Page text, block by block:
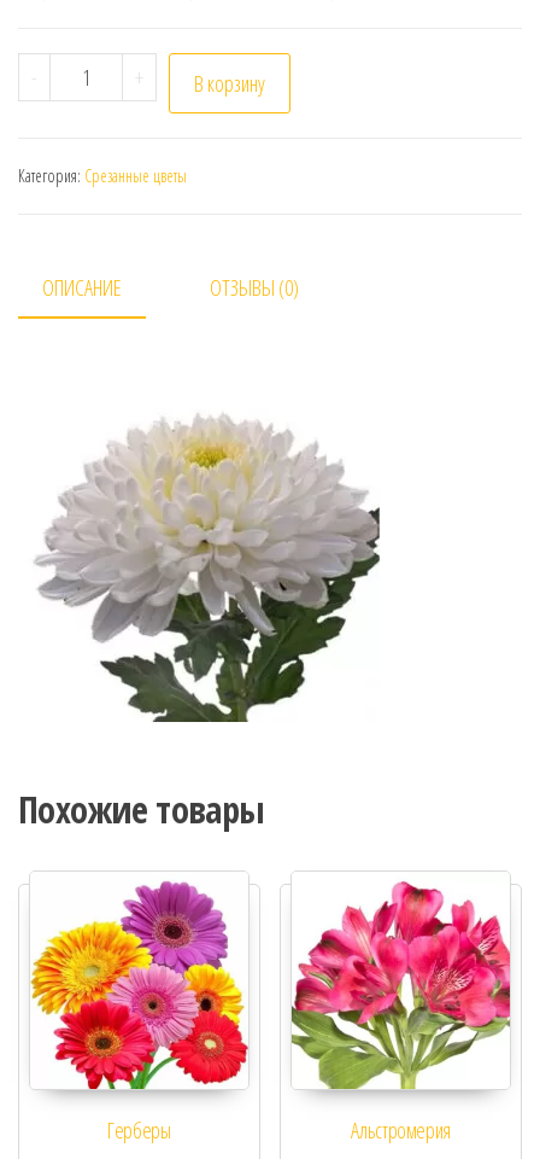
- Количество товара Хризантема Магнум
+ В корзину
Категория: Срезанные цветы
ОПИСАНИЕ ОТЗЫВЫ (0)
Похожие товары
Герберы Альстромерия